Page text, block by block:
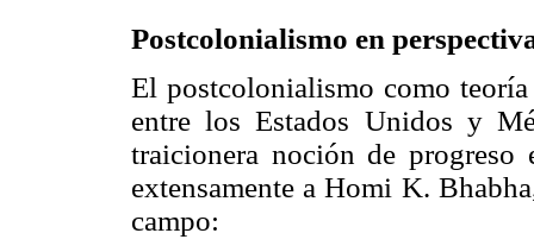
Postcolonialismo en
El postcolonialismo como
entre los Estados Unidos y
traicionera noción de progreso
extensamente a Homi K.
campo: